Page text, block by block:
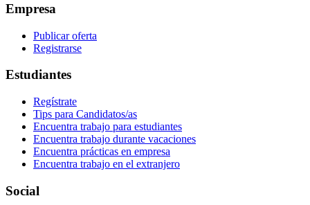
Empresa
Publicar oferta
Registrarse
Estudiantes
Regístrate
Tips para Candidatos/as
Encuentra trabajo para estudiantes
Encuentra trabajo durante vacaciones
Encuentra prácticas en empresa
Encuentra trabajo en el extranjero
Social